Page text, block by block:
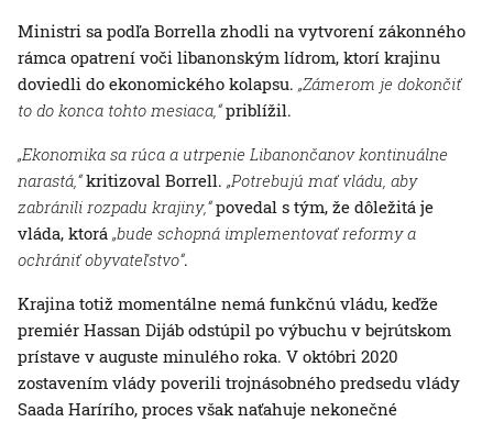
Ministri sa podľa Borrella zhodli na vytvorení zákonného
rámca opatrení voči libanonským lídrom, ktorí krajinu
doviedli do ekonomického kolapsu. „Zámerom je dokončiť
to do konca tohto mesiaca,“priblížil.
„Ekonomika sa rúca a utrpenie Libanončanov kontinuálne
narastá,“kritizoval Borrell. „Potrebujú mať vládu, aby
zabránili rozpadu krajiny,“povedal s tým, že dôležitá je
vláda, ktorá „bude schopná implementovať reformy a
ochrániť obyvateľstvo“.
Krajina totiž momentálne nemá funkčnú vládu, keďže
premiér Hassan Dijáb odstúpil po výbuchu v bejrútskom
prístave v auguste minulého roka. V októbri 2020
zostavením vlády poverili trojnásobného predsedu vlády
Saada Harírího, proces však naťahuje nekonečné